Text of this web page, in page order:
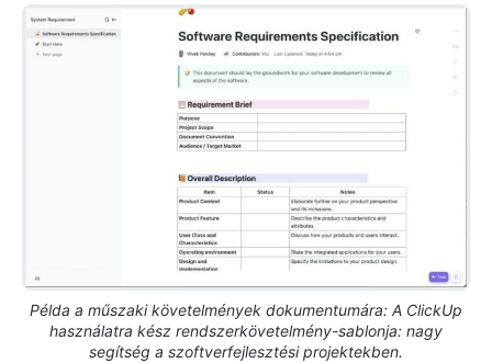
Példa a műszaki követelmények dokumentumára: A ClickUp
használatra kész rendszerkövetelmény-sablonja: nagy
segítség a szoftverfejlesztési projektekben.